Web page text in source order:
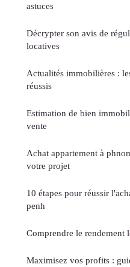
astuces
Décrypter son avis de
locatives
Actualités immobilières :
réussis
Estimation de bien
vente
Achat appartement à
votre projet
10 étapes pour réussir
penh
Comprendre le
Maximisez vos profits :